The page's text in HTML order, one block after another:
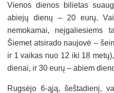
Vienos dienos bilietas
abiejų dienų – 20 eurų.
nemokamai, neįgaliesiems
Šiemet atsirado naujovė –
ir 1 vaikas nuo 12 iki 18
dienai, ir 30 eurų – abiem
Rugsėjo 6-ąją, šeštadienį,